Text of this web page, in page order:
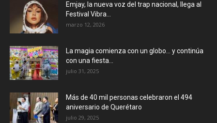
Emjay, la nueva voz del trap nacional, llega al
Festival Vibra...
marzo 12, 2026
La magia comienza con un globo… y continúa
con una fiesta...
julio 31, 2025
Más de 40 mil personas celebraron el 494
aniversario de Querétaro
julio 29, 2025